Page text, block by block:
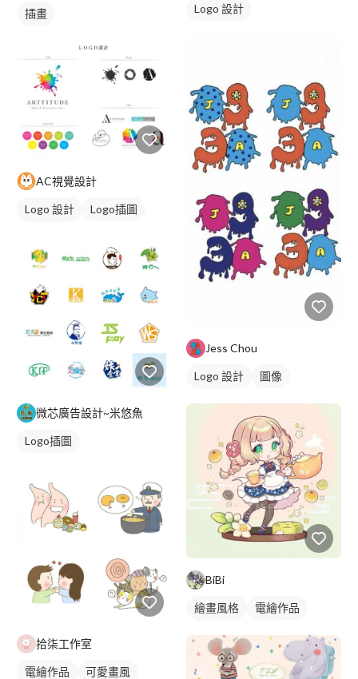
插畫
AC視覺設計
Logo 設計
Logo插圖
微芯廣告設計~米悠魚
Logo插圖
拾柒工作室
電繪作品
可愛畫風
Logo 設計
Jess Chou
Logo 設計
圖像
BiBi
繪畫風格
電繪作品
人物插畫